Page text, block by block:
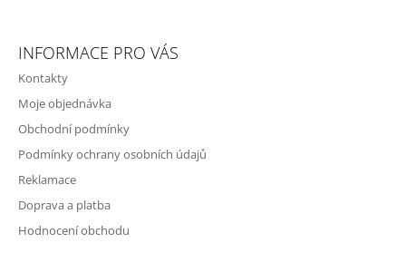
INFORMACE PRO VÁS
Kontakty
Moje objednávka
Obchodní podmínky
Podmínky ochrany osobních údajů
Reklamace
Doprava a platba
Hodnocení obchodu